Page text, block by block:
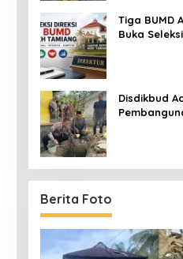
Tiga BUMD
Buka
Disdikbud
Berita Foto